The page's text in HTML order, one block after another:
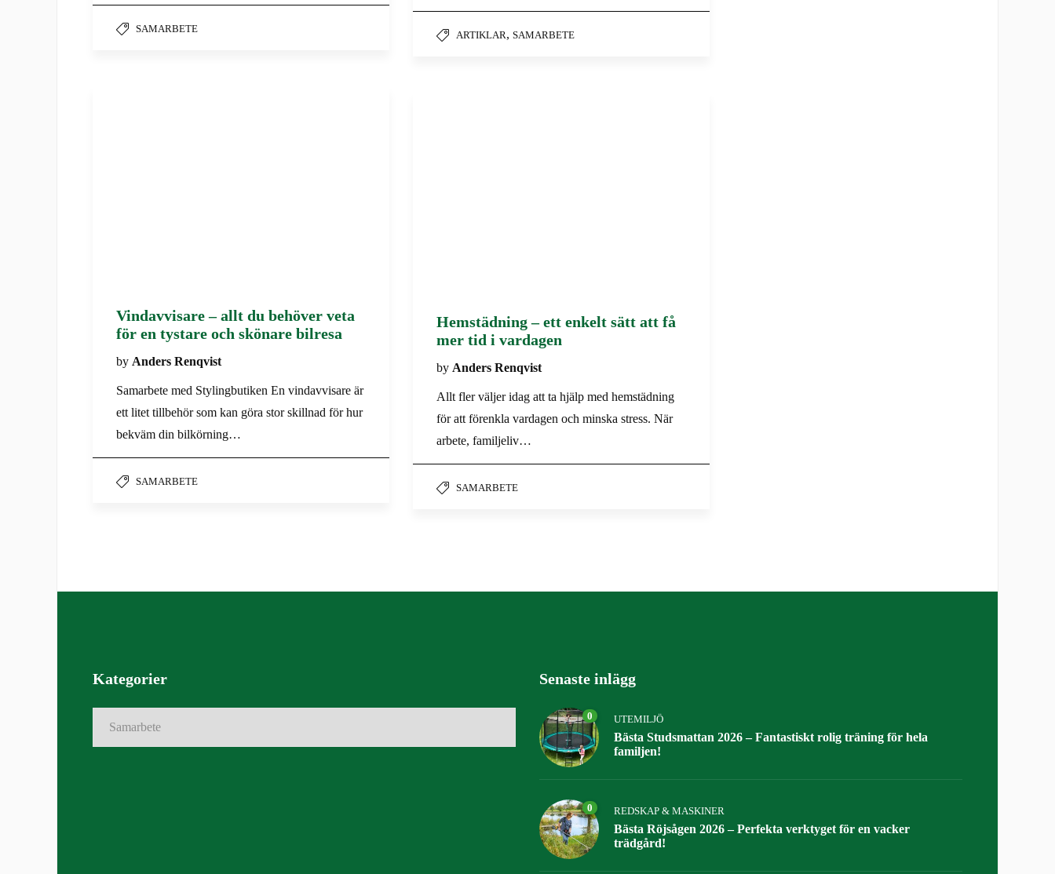
ARTIKLAR, SAMARBETE
SAMARBETE
Vindavvisare – allt du behöver veta
för en tystare och skönare bilresa
by Anders Renqvist
Samarbete med Stylingbutiken En vindavvisare är
ett litet tillbehör som kan göra stor skillnad för hur
bekväm din bilkörning…
SAMARBETE
Hemstädning – ett enkelt sätt att få
mer tid i vardagen
by Anders Renqvist
Allt fler väljer idag att ta hjälp med hemstädning
för att förenkla vardagen och minska stress. När
arbete, familjeliv…
SAMARBETE
Kategorier Senaste inlägg
0 UTEMILJÖ
Bästa Studsmattan 2026 – Fantastiskt rolig träning för hela
familjen!
0 REDSKAP & MASKINER
Bästa Röjsågen 2026 – Perfekta verktyget för en vacker
trädgård!